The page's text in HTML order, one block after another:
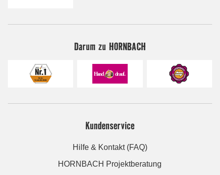
Darum zu HORNBACH
Kundenservice
Hilfe & Kontakt (FAQ)
HORNBACH Projektberatung